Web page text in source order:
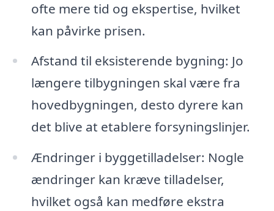
ofte mere tid og ekspertise, hvilket
kan påvirke prisen.
Afstand til eksisterende bygning: Jo
længere tilbygningen skal være fra
hovedbygningen, desto dyrere kan
det blive at etablere forsyningslinjer.
Ændringer i byggetilladelser: Nogle
ændringer kan kræve tilladelser,
hvilket også kan medføre ekstra